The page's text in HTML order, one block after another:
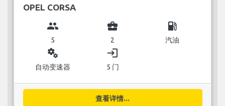
OPEL CORSA
group
5
business_center
2
local_gas_station
汽油
miscellaneous_services
自动变速器
login
5 门
查看详情...